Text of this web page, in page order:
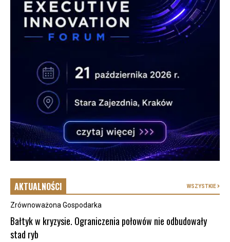
AKTUALNOŚCI WSZYSTKIE
Zrównoważona Gospodarka
Bałtyk w kryzysie. Ograniczenia połowów nie odbudowały
stad ryb